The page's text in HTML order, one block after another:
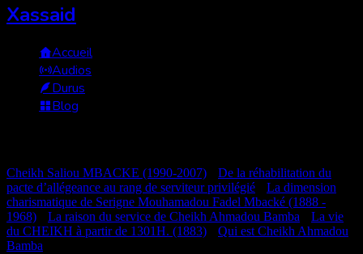
Xassaid
Accueil
Audios
Durus
Blog
Cheikh Saliou MBACKE (1990-2007)
De la réhabilitation du
pacte d’allégeance au rang de serviteur privilégié
La dimension
charismatique de Serigne Mouhamadou Fadel Mbacké (1888 -
1968)
La raison du service de Cheikh Ahmadou Bamba
La vie
du CHEIKH à partir de 1301H. (1883)
Qui est Cheikh Ahmadou
Bamba